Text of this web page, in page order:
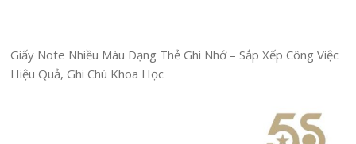
Giấy Note Nhiều Màu Dạng Thẻ Ghi Nhớ – Sắp Xếp Công Việc
Hiệu Quả, Ghi Chú Khoa Học